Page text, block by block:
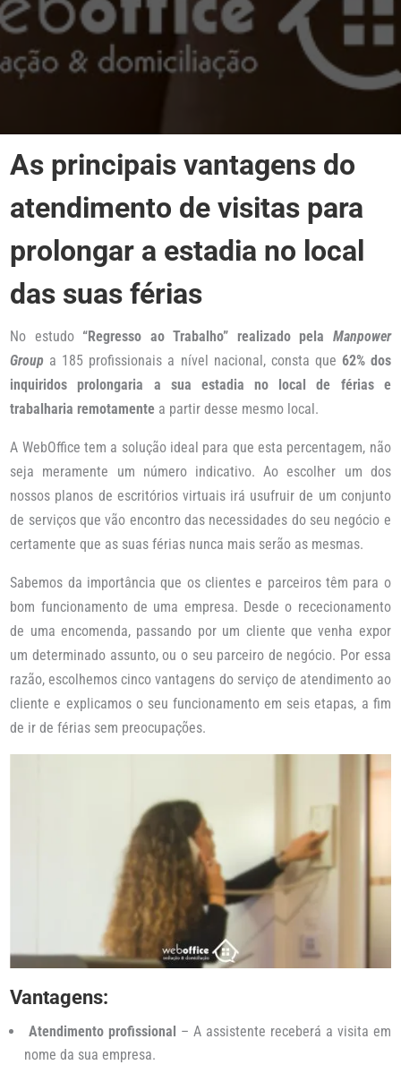
As principais vantagens do
atendimento de visitas para
prolongar a estadia no local
das suas férias
No estudo “Regresso ao Trabalho” realizado pela Manpower
Group a 185 profissionais a nível nacional, consta que 62% dos
inquiridos prolongaria a sua estadia no local de férias e
trabalharia remotamente a partir desse mesmo local.
A WebOffice tem a solução ideal para que esta percentagem, não
seja meramente um número indicativo. Ao escolher um dos
nossos planos de escritórios virtuais irá usufruir de um conjunto
de serviços que vão encontro das necessidades do seu negócio e
certamente que as suas férias nunca mais serão as mesmas.
Sabemos da importância que os clientes e parceiros têm para o
bom funcionamento de uma empresa. Desde o rececionamento
de uma encomenda, passando por um cliente que venha expor
um determinado assunto, ou o seu parceiro de negócio. Por essa
razão, escolhemos cinco vantagens do serviço de atendimento ao
cliente e explicamos o seu funcionamento em seis etapas, a fim
de ir de férias sem preocupações.
Vantagens:
Atendimento profissional – A assistente receberá a visita em
nome da sua empresa.